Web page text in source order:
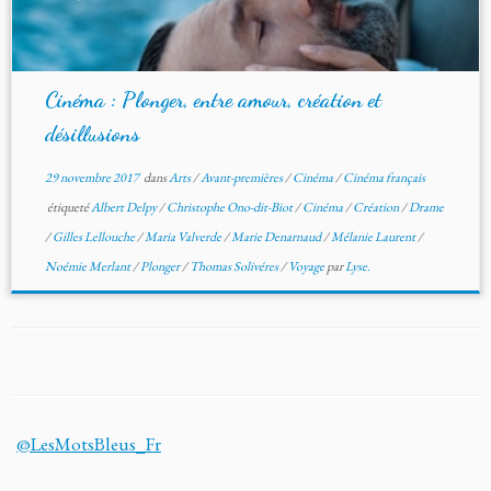
Cinéma : Plonger, entre amour, création et
désillusions
29 novembre 2017dansArts/Avant-premières/Cinéma/Cinéma français
étiquetéAlbert Delpy/Christophe Ono-dit-Biot/Cinéma/Création/Drame
/Gilles Lellouche/Maria Valverde/Marie Denarnaud/Mélanie Laurent/
Noémie Merlant/Plonger/Thomas Solivéres/VoyageparLyse.
@LesMotsBleus_Fr